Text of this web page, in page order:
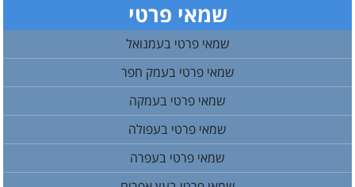
שמאי פרטי
שמאי פרטי בעמנואל
שמאי פרטי בעמק חפר
שמאי פרטי בעמקה
שמאי פרטי בעפולה
שמאי פרטי בעפרה